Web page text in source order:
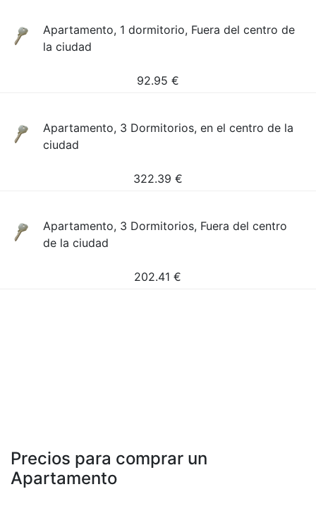
Apartamento, 1 dormitorio, Fuera del centro de
la ciudad
92.95 €
Apartamento, 3 Dormitorios, en el centro de la
ciudad
322.39 €
Apartamento, 3 Dormitorios, Fuera del centro
de la ciudad
202.41 €
Precios para comprar un
Apartamento